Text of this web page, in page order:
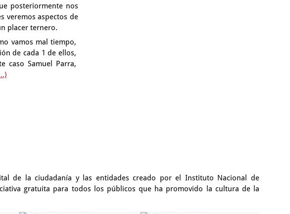
posteriormente nos
veremos aspectos de
placer ternero.
vamos mal tiempo,
de cada 1 de ellos,
caso Samuel Parra,
de la ciudadanía y las entidades creado por el Instituto Nacional de
gratuita para todos los públicos que ha promovido la cultura de la